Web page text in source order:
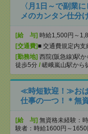
〈月1日～で副業
メのカンタン仕分
[給 与] 時給1,500円～
[交通費]■ 交通費規定内
[勤務地] 西院(阪急線)駅
徒歩5分 / 嵯峨嵐山駅から
≪時短歓迎！≫お
仕事の一つ！＊無
[給 与] 無資格未経験：
験者：時給1600円～